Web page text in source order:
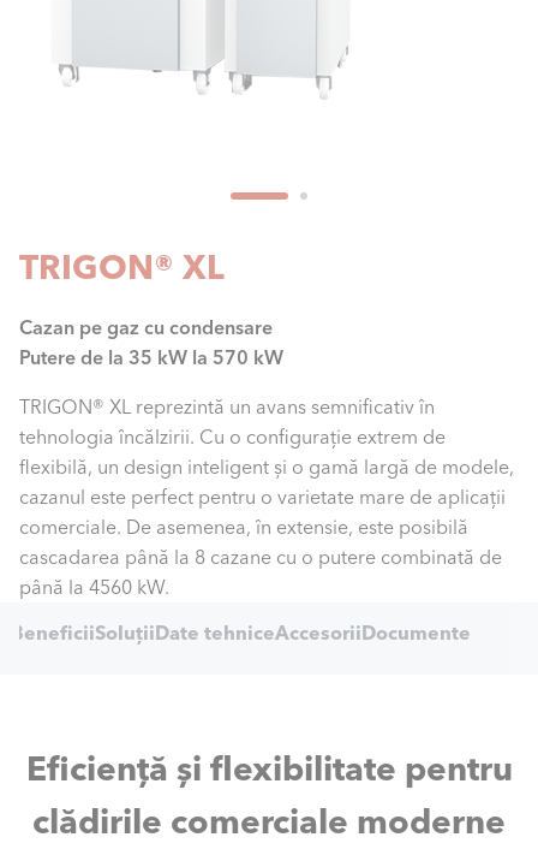
TRIGON® XL
Cazan pe gaz cu condensare
Putere de la 35 kW la 570 kW
TRIGON® XL reprezintă un avans semnificativ în
tehnologia încălzirii. Cu o configurație extrem de
flexibilă, un design inteligent și o gamă largă de modele,
cazanul este perfect pentru o varietate mare de aplicații
comerciale. De asemenea, în extensie, este posibilă
cascadarea până la 8 cazane cu o putere combinată de
până la 4560 kW.
Navigation
BeneficiiSoluțiiDate tehniceAccesoriiDocumente
Eficiență și flexibilitate pentru
clădirile comerciale moderne